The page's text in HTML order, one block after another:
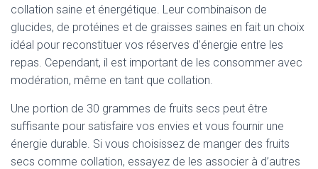
collation saine et énergétique. Leur combinaison de
glucides, de protéines et de graisses saines en fait un choix
idéal pour reconstituer vos réserves d’énergie entre les
repas. Cependant, il est important de les consommer avec
modération, même en tant que collation.
Une portion de 30 grammes de fruits secs peut être
suffisante pour satisfaire vos envies et vous fournir une
énergie durable. Si vous choisissez de manger des fruits
secs comme collation, essayez de les associer à d’autres